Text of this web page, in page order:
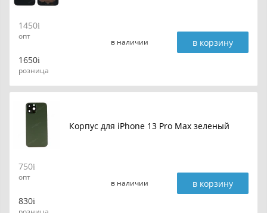
1450
опт
1650
розница
в наличии в корзину
Корпус для iPhone 13 Pro Max зеленый
750
опт
830
в наличии в корзину